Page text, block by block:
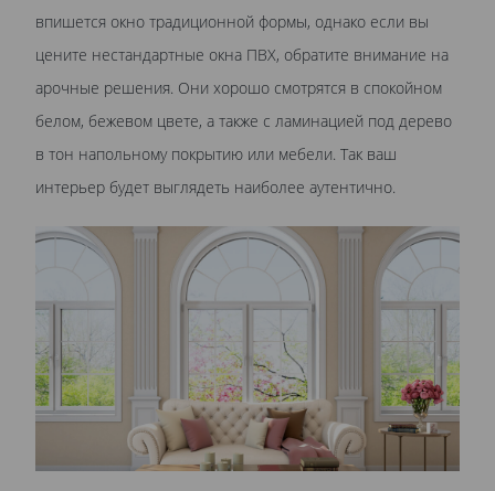
впишется окно традиционной формы, однако если вы
цените нестандартные окна ПВХ, обратите внимание на
арочные решения. Они хорошо смотрятся в спокойном
белом, бежевом цвете, а также с ламинацией под дерево
в тон напольному покрытию или мебели. Так ваш
интерьер будет выглядеть наиболее аутентично.